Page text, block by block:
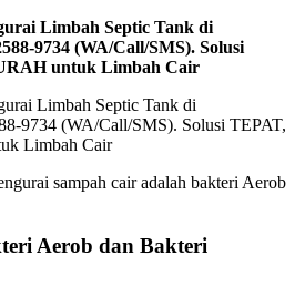
Limbah Septic Tank di
9734 (WA/Call/SMS). Solusi
untuk Limbah Cair
sampah cair adalah bakteri Aerob
Aerob dan Bakteri